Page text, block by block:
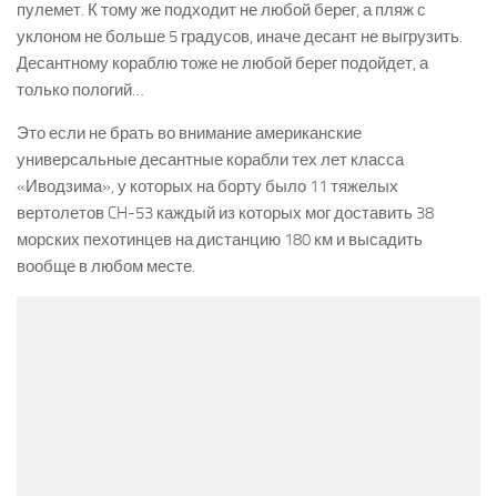
пулемет. К тому же подходит не любой берег, а пляж с
уклоном не больше 5 градусов, иначе десант не выгрузить.
Десантному кораблю тоже не любой берег подойдет, а
только пологий…
Это если не брать во внимание американские
универсальные десантные корабли тех лет класса
«Иводзима», у которых на борту было 11 тяжелых
вертолетов CH-53 каждый из которых мог доставить 38
морских пехотинцев на дистанцию 180 км и высадить
вообще в любом месте.